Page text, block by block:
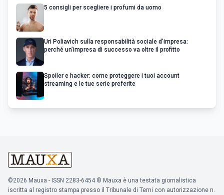
5 consigli per scegliere i profumi da uomo
Uri Poliavich sulla responsabilità sociale d’impresa:
perché un’impresa di successo va oltre il profitto
Spoiler e hacker: come proteggere i tuoi account
streaming e le tue serie preferite
©2026 Mauxa - ISSN 2283-6454 © Mauxa è una testata giornalistica
iscritta al registro stampa presso il Tribunale di Terni con autorizzazione n.